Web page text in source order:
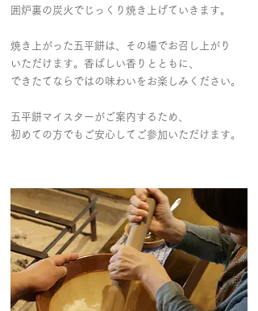
囲炉裏の炭火でじっくり焼き上げていきます。
焼き上がった五平餅は、その場でお召し上がり
いただけます。香ばしい香りとともに、
できたてならではの味わいをお楽しみください。
​五平餅マイスターがご案内するため、
初めての方でもご安心してご参加いただけます。